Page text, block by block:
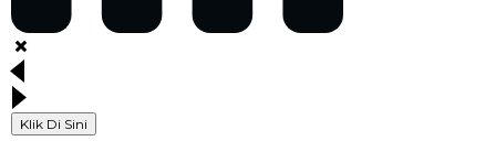
Klik Di Sini